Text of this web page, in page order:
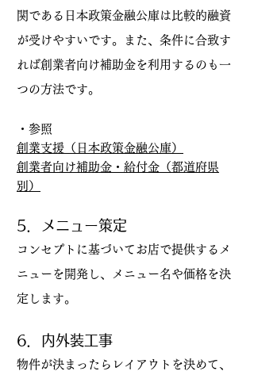
関である日本政策金融公庫は比較的融資
が受けやすいです。また、条件に合致す
れば創業者向け補助金を利用するのも一
つの方法です。
・参照
創業支援（日本政策金融公庫）
創業者向け補助金・給付金（都道府県
別）
5．メニュー策定
コンセプトに基づいてお店で提供するメ
ニューを開発し、メニュー名や価格を決
定します。
6．内外装工事
物件が決まったらレイアウトを決めて、